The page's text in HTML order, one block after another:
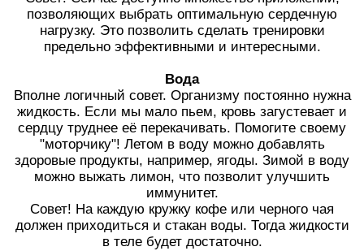
позволяющих выбрать оптимальную сердечную
нагрузку. Это позволить сделать тренировки
предельно эффективными и интересными.
Вода
Вполне логичный совет. Организму постоянно нужна
жидкость. Если мы мало пьем, кровь загустевает и
сердцу труднее её перекачивать. Помогите своему
"моторчику"! Летом в воду можно добавлять
здоровые продукты, например, ягоды. Зимой в воду
можно выжать лимон, что позволит улучшить
иммунитет.
Совет! На каждую кружку кофе или черного чая
должен приходиться и стакан воды. Тогда жидкости
в теле будет достаточно.